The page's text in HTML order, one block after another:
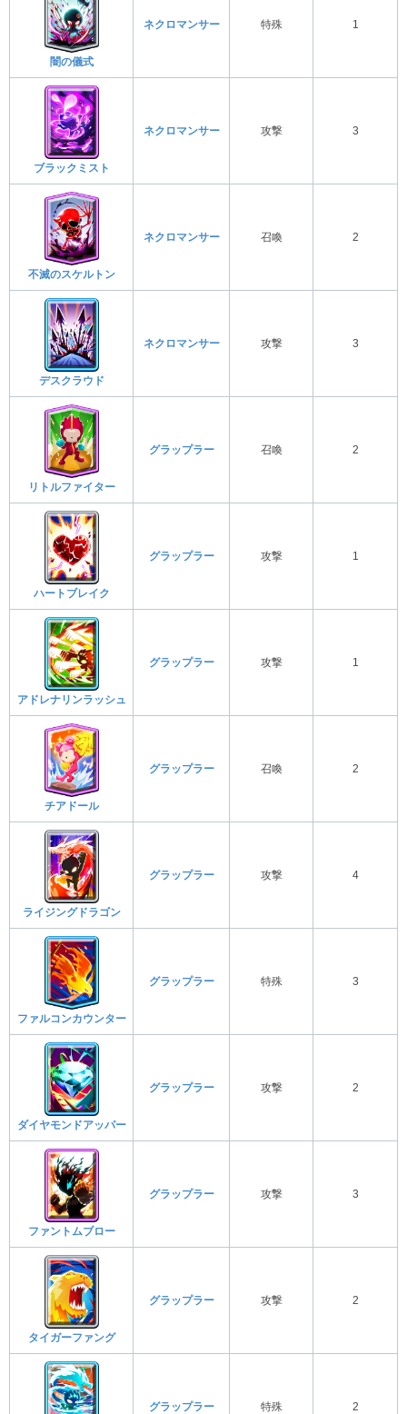
闇の儀式
ネクロマンサー 特殊 1
ブラックミスト
ネクロマンサー 攻撃 3
不滅のスケルトン
ネクロマンサー 召喚 2
デスクラウド
ネクロマンサー 攻撃 3
リトルファイター
グラップラー 召喚 2
ハートブレイク
グラップラー 攻撃 1
アドレナリンラッシュ
グラップラー 攻撃 1
チアドール
グラップラー 召喚 2
ライジングドラゴン
グラップラー 攻撃 4
ファルコンカウンター
グラップラー 特殊 3
ダイヤモンドアッパー
グラップラー 攻撃 2
ファントムブロー
グラップラー 攻撃 3
タイガーファング
グラップラー 攻撃 2
グラップラー 特殊 2